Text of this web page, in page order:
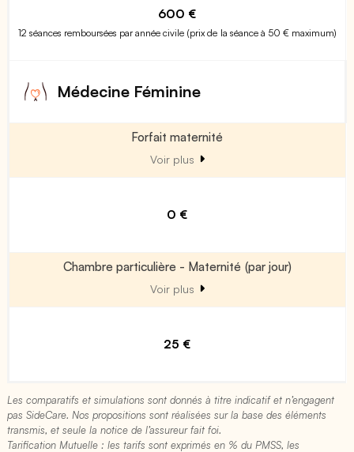
600 €
12 séances remboursées par année civile (prix de la séance à 50 € maximum)
Médecine Féminine
Forfait maternité
Voir plus
0 €
Chambre particulière - Maternité (par jour)
Voir plus
25 €
Les comparatifs et simulations sont donnés à titre indicatif et n’engagent
pas SideCare. Nos propositions sont réalisées sur la base des éléments
transmis, et seule la notice de l’assureur fait foi.
Tarification Mutuelle : les tarifs sont exprimés en % du PMSS, les